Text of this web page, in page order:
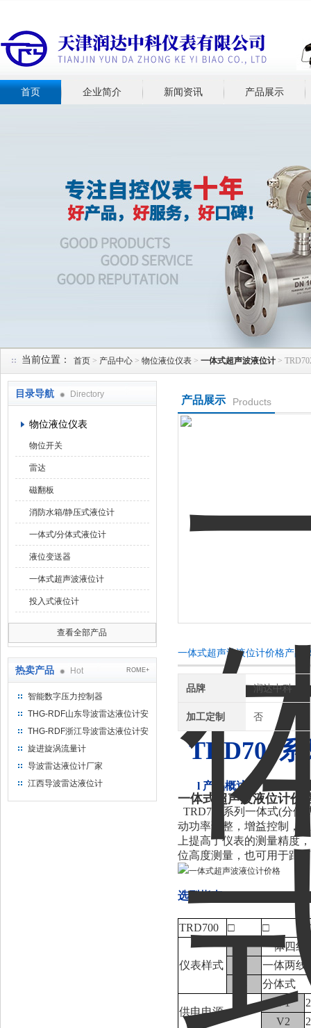
首页 企业简介 新闻资讯 产品展示
当前位置： 首页 > 产品中心 > 物位液位仪表 > 一体式超声波液位计 >
目录导航 Directory
物位液位仪表
物位开关
雷达
磁翻板
消防水箱/静压式液位计
一体式/分体式液位计
液位变送器
一体式超声波液位计
投入式液位计
查看全部产品
热卖产品 Hot ROME+
智能数字压力控制器
THG-RDF山东导波雷达液位计安
装方法
THG-RDF浙江导波雷达液位计安
装方法
旋进旋涡流量计
导波雷达液位计厂家
江西导波雷达液位计
产品展示 Products
一体式超声波液位计价格产品
品牌 润达中科
加工定制 否
TRD700
l 产品概述：
一体式超声波液位计价
TRD700系列一体式(分体
动功率调整，增益控制，
上提高了仪表的测量精度
位高度测量，也可用于距
选型指南：
TRD700 □ □
仪表样式
一体四线
一体两线
分体式
供电电源
V1
V2